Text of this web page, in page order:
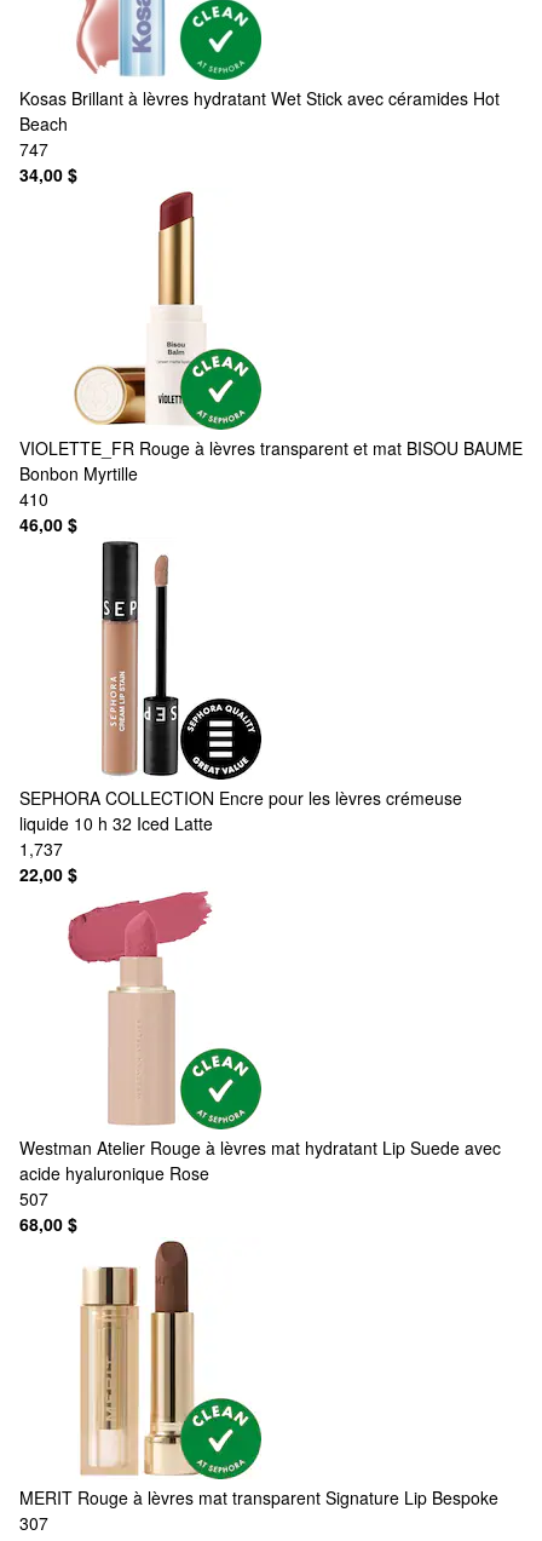
Kosas Brillant à lèvres hydratant Wet Stick avec céramides Hot
Beach
747
34,00 $
VIOLETTE_FR Rouge à lèvres transparent et mat BISOU BAUME
Bonbon Myrtille
410
46,00 $
SEPHORA COLLECTION Encre pour les lèvres crémeuse
liquide 10 h 32 Iced Latte
1,737
22,00 $
Westman Atelier Rouge à lèvres mat hydratant Lip Suede avec
acide hyaluronique Rose
507
68,00 $
MERIT Rouge à lèvres mat transparent Signature Lip Bespoke
307